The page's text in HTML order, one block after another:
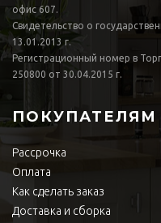
офис 607.
Свидетельство о
13.01.2013 г.
Регистрационный номер в
250800 от 30.04.2015 г.
ПОКУПАТЕЛЯМ
Рассрочка
Оплата
Как сделать заказ
Доставка и сборка